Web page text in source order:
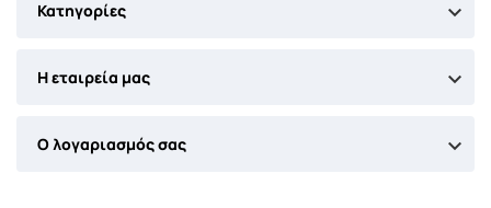
Κατηγορίες 
Η εταιρεία μας 
Ο λογαριασμός σας 